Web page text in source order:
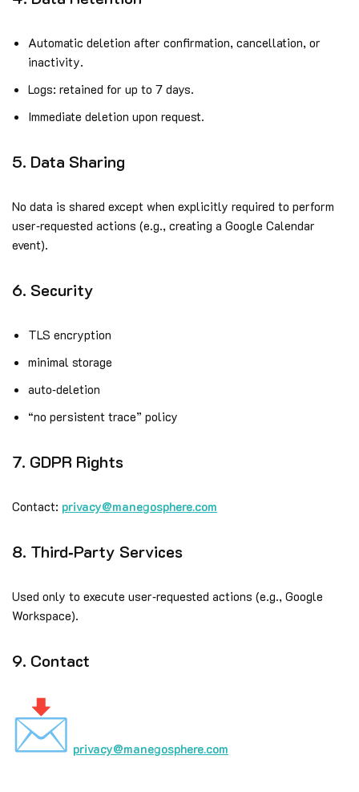
Automatic deletion after confirmation, cancellation, or
inactivity.
Logs: retained for up to 7 days.
Immediate deletion upon request.
5. Data Sharing
No data is shared except when explicitly required to perform
user‑requested actions (e.g., creating a Google Calendar
event).
6. Security
TLS encryption
minimal storage
auto‑deletion
“no persistent trace” policy
7. GDPR Rights
Contact: privacy@manegosphere.com
8. Third‑Party Services
Used only to execute user‑requested actions (e.g., Google
Workspace).
9. Contact
privacy@manegosphere.com